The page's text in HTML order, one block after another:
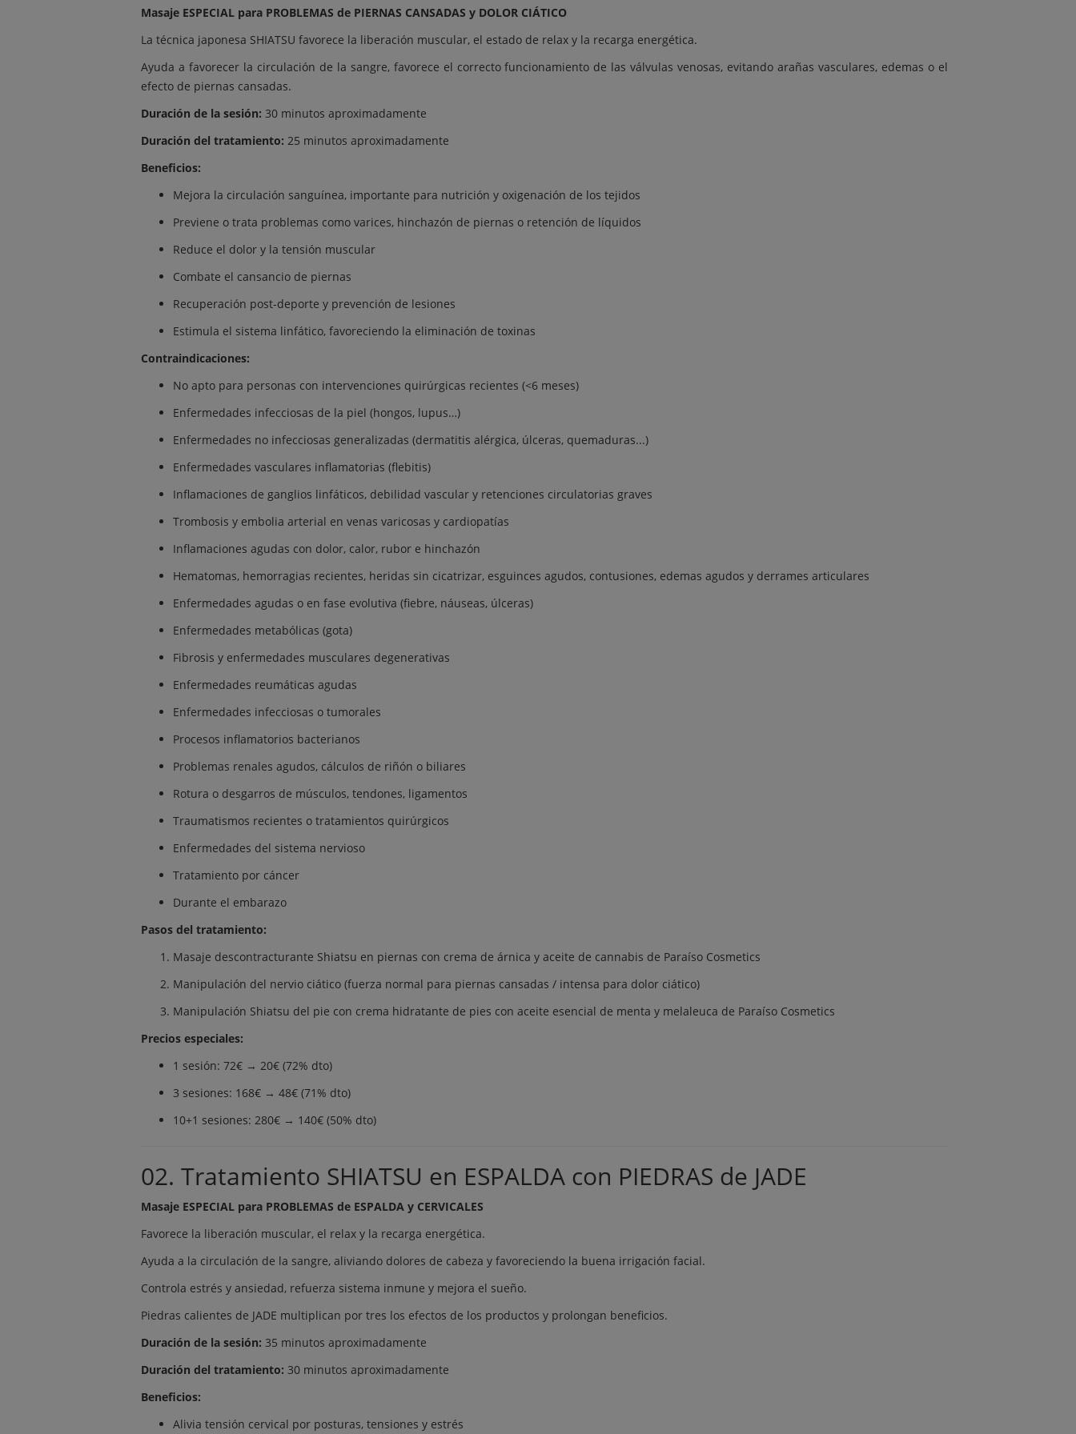
Masaje ESPECIAL para PROBLEMAS de PIERNAS CANSADAS y DOLOR CIÁTICO
La técnica japonesa SHIATSU favorece la liberación muscular, el estado de relax y la recarga energética.
Ayuda a favorecer la circulación de la sangre, favorece el correcto funcionamiento de las válvulas venosas, evitando arañas vasculares, edemas o el
efecto de piernas cansadas.
Duración de la sesión: 30 minutos aproximadamente
Duración del tratamiento: 25 minutos aproximadamente
Beneficios:
Mejora la circulación sanguínea, importante para nutrición y oxigenación de los tejidos
Previene o trata problemas como varices, hinchazón de piernas o retención de líquidos
Reduce el dolor y la tensión muscular
Combate el cansancio de piernas
Recuperación post-deporte y prevención de lesiones
Estimula el sistema linfático, favoreciendo la eliminación de toxinas
Contraindicaciones:
No apto para personas con intervenciones quirúrgicas recientes (<6 meses)
Enfermedades infecciosas de la piel (hongos, lupus…)
Enfermedades no infecciosas generalizadas (dermatitis alérgica, úlceras, quemaduras...)
Enfermedades vasculares inflamatorias (flebitis)
Inflamaciones de ganglios linfáticos, debilidad vascular y retenciones circulatorias graves
Trombosis y embolia arterial en venas varicosas y cardiopatías
Inflamaciones agudas con dolor, calor, rubor e hinchazón
Hematomas, hemorragias recientes, heridas sin cicatrizar, esguinces agudos, contusiones, edemas agudos y derrames articulares
Enfermedades agudas o en fase evolutiva (fiebre, náuseas, úlceras)
Enfermedades metabólicas (gota)
Fibrosis y enfermedades musculares degenerativas
Enfermedades reumáticas agudas
Enfermedades infecciosas o tumorales
Procesos inflamatorios bacterianos
Problemas renales agudos, cálculos de riñón o biliares
Rotura o desgarros de músculos, tendones, ligamentos
Traumatismos recientes o tratamientos quirúrgicos
Enfermedades del sistema nervioso
Tratamiento por cáncer
Durante el embarazo
Pasos del tratamiento:
Masaje descontracturante Shiatsu en piernas con crema de árnica y aceite de cannabis de Paraíso Cosmetics
Manipulación del nervio ciático (fuerza normal para piernas cansadas / intensa para dolor ciático)
Manipulación Shiatsu del pie con crema hidratante de pies con aceite esencial de menta y melaleuca de Paraíso Cosmetics
Precios especiales:
1 sesión: 72€ → 20€ (72% dto)
3 sesiones: 168€ → 48€ (71% dto)
10+1 sesiones: 280€ → 140€ (50% dto)
02. Tratamiento SHIATSU en ESPALDA con PIEDRAS de JADE
Masaje ESPECIAL para PROBLEMAS de ESPALDA y CERVICALES
Favorece la liberación muscular, el relax y la recarga energética.
Ayuda a la circulación de la sangre, aliviando dolores de cabeza y favoreciendo la buena irrigación facial.
Controla estrés y ansiedad, refuerza sistema inmune y mejora el sueño.
Piedras calientes de JADE multiplican por tres los efectos de los productos y prolongan beneficios.
Duración de la sesión: 35 minutos aproximadamente
Duración del tratamiento: 30 minutos aproximadamente
Beneficios:
Alivia tensión cervical por posturas, tensiones y estrés